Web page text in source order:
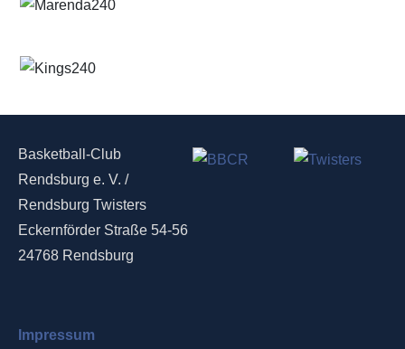
Basketball-Club
Rendsburg e. V. /
Rendsburg Twisters
Eckernförder Straße 54-56
24768 Rendsburg
Impressum